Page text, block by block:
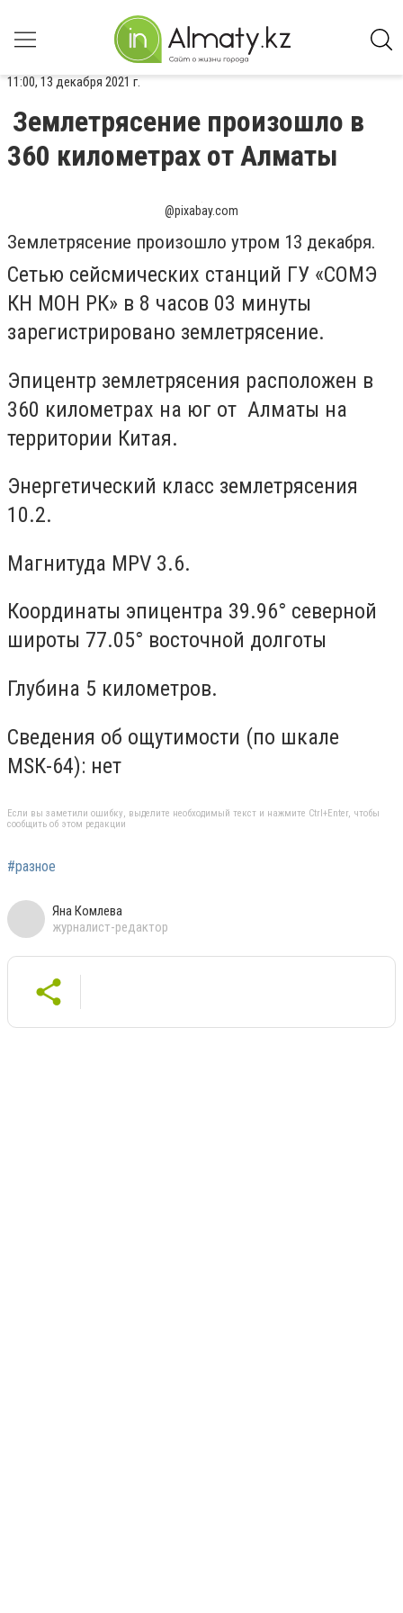
11:00, 13 декабря 2021 г.
Землетрясение произошло в
360 километрах от Алматы
@pixabay.com
Землетрясение произошло утром 13 декабря.
Сетью сейсмических станций ГУ «СОМЭ
КН МОН РК» в 8 часов 03 минуты
зарегистрировано землетрясение.
Эпицентр землетрясения расположен в
360 километрах на юг от Алматы на
территории Китая.
Энергетический класс землетрясения
10.2.
Магнитуда MPV 3.6.
Координаты эпицентра 39.96° северной
широты 77.05° восточной долготы
Глубина 5 километров.
Сведения об ощутимости (по шкале
МSК-64): нет
Если вы заметили ошибку, выделите необходимый текст и нажмите Ctrl+Enter, чтобы
сообщить об этом редакции
#разное
Яна Комлева
журналист-редактор